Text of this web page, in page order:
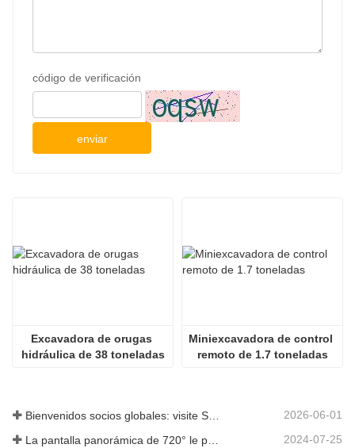
código de verificación
enviar
Excavadora de orugas
hidráulica de 38 toneladas
Miniexcavadora de control
remoto de 1.7 toneladas
2026-06-01
La pantalla panorámica de 720° le permite comprender todos los aspectos del producto 2024-07-25